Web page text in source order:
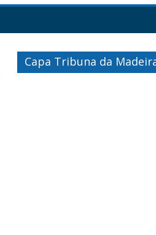
Capa Tribuna da